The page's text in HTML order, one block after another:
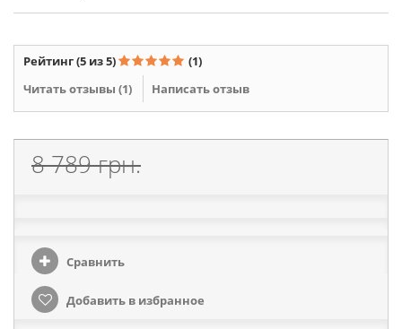
Рейтинг(5 из 5)
(1)
Читать отзывы (1) Написать отзыв
8 789 грн.
Сравнить
Добавить в избранное